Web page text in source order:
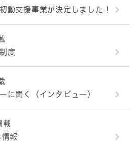
動支援事業が決定しました！
度
に聞く（インタビュー）
載
報